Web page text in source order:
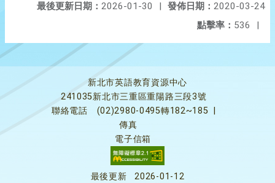
發佈日期： 2020-03-24
最後更新日期： 2026-01-30
|
點擊率： 536 |
新北市英語教育資源中心
241035新北市三重區重陽路三段3號
聯絡電話
(02)2980-0495轉182~185
傳真
電子信箱
最後更新 2026-01-12